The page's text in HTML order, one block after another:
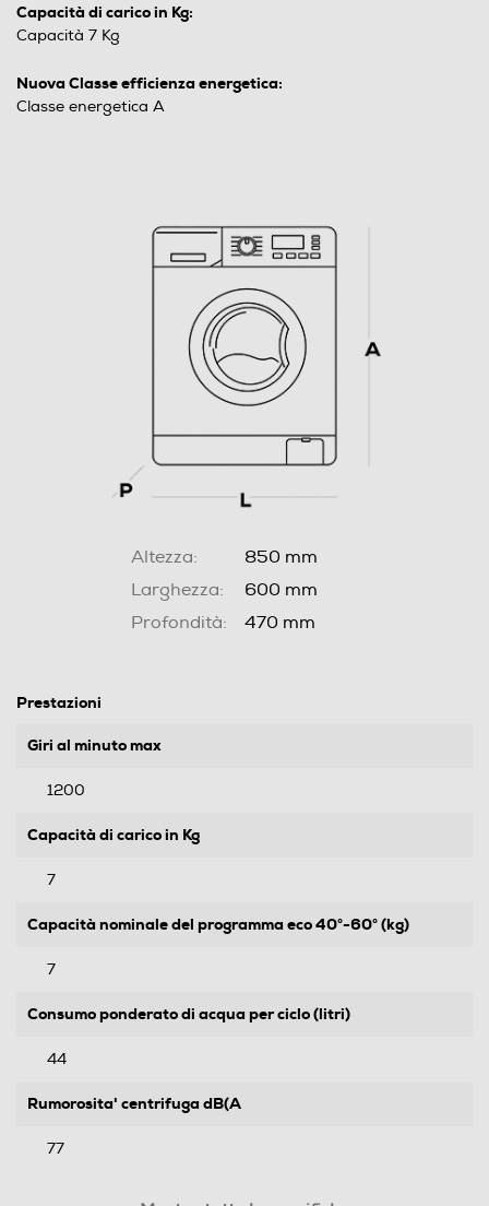
Capacità di carico in Kg:
Capacità 7 Kg
Nuova Classe efficienza energetica:
Classe energetica A
Altezza:
850 mm
Larghezza:
600 mm
Profondità:
470 mm
Prestazioni
Giri al minuto max
1200
Capacità di carico in Kg
7
Capacità nominale del programma eco 40°-60° (kg)
7
Consumo ponderato di acqua per ciclo (litri)
44
Rumorosita' centrifuga dB(A
77